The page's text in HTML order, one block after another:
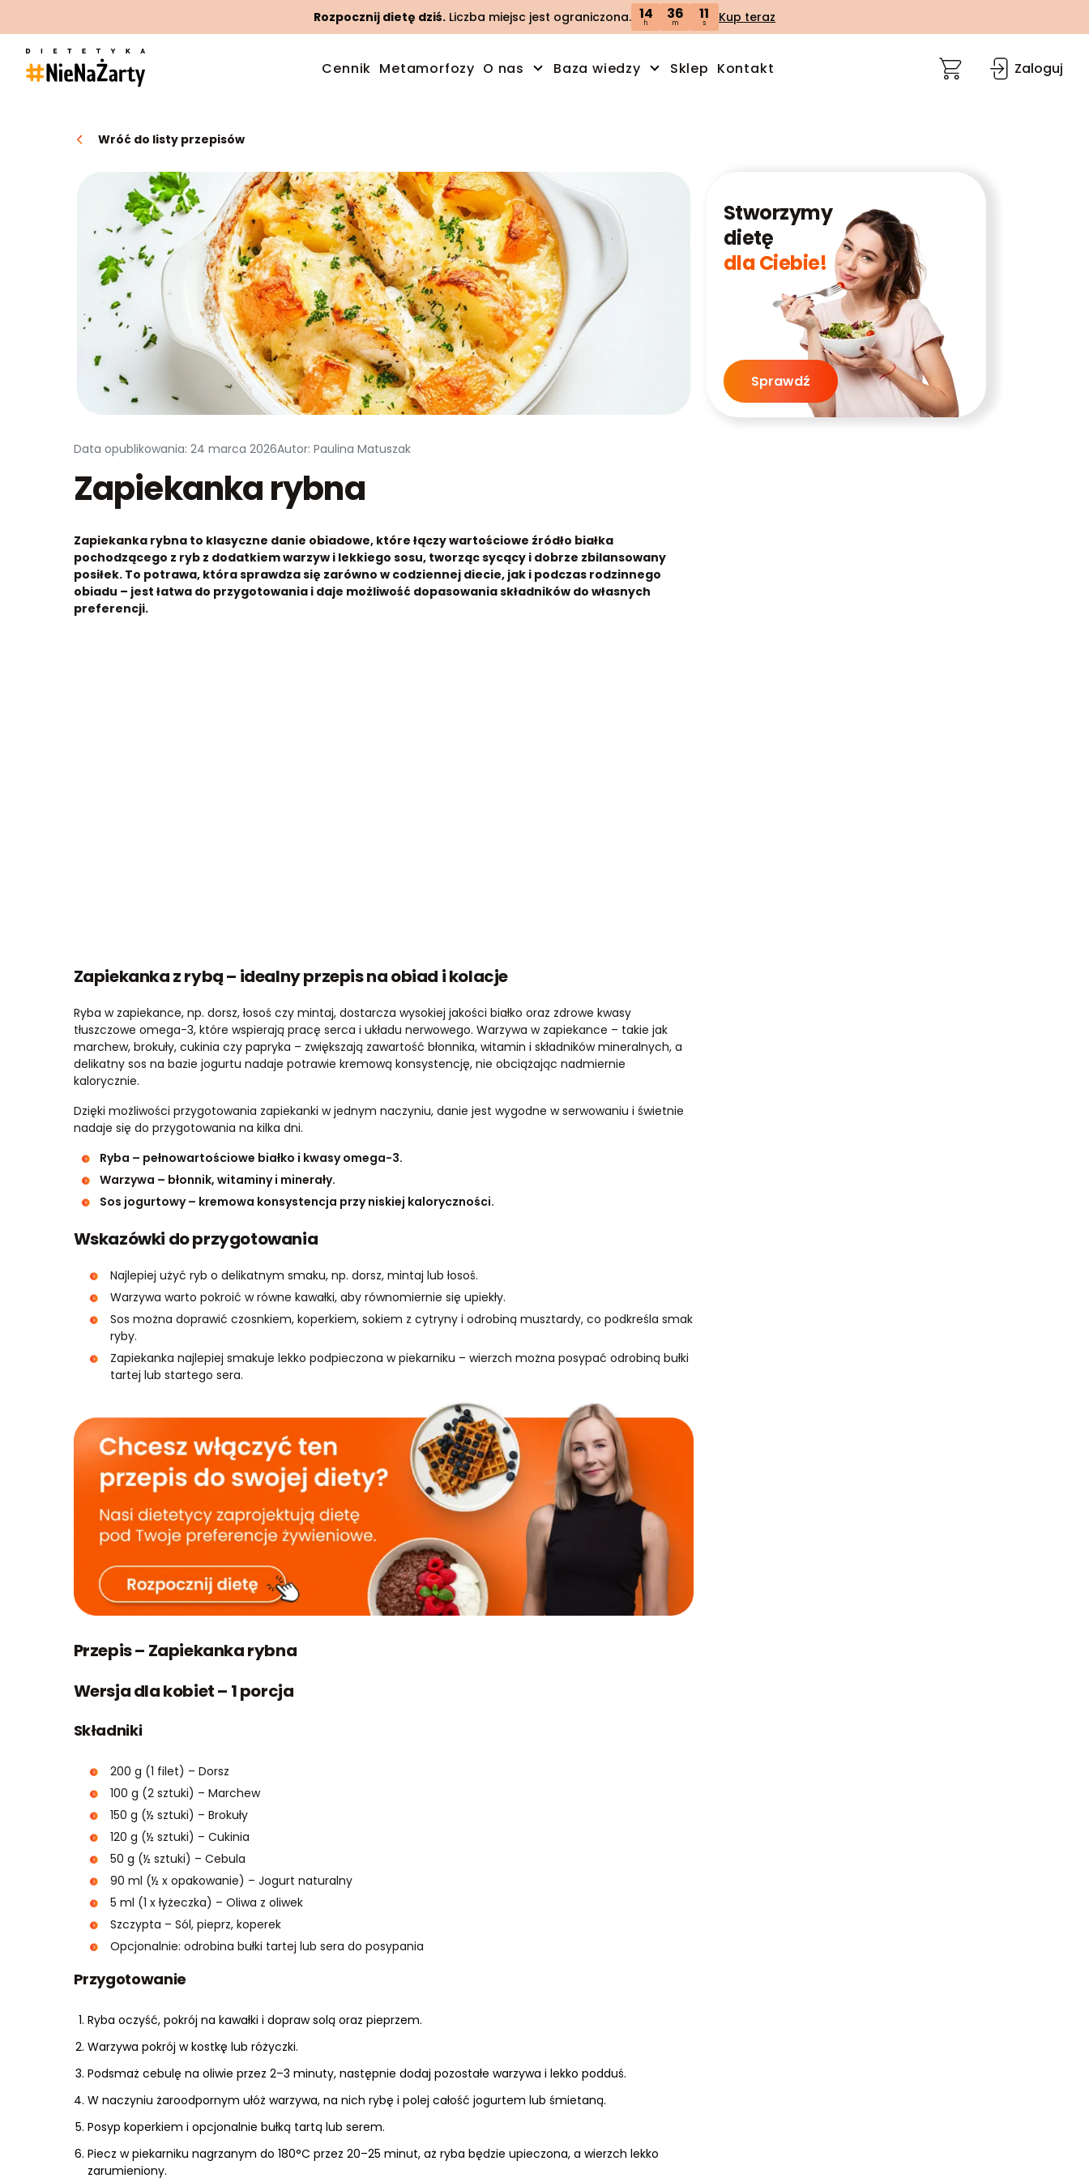
Rozpocznij dietę dziś. Liczba miejsc jest ograniczona. 14
h
36
m
10
s Kup teraz
Cennik Metamorfozy O nas Baza wiedzy Sklep Kontakt Zaloguj
Wróć do listy przepisów
Data opublikowania: 24 marca 2026Autor: Paulina Matuszak
Zapiekanka rybna
Zapiekanka rybna to klasyczne danie obiadowe, które łączy wartościowe źródło białka
pochodzącego z ryb z dodatkiem warzyw i lekkiego sosu, tworząc sycący i dobrze zbilansowany
posiłek. To potrawa, która sprawdza się zarówno w codziennej diecie, jak i podczas rodzinnego
obiadu – jest łatwa do przygotowania i daje możliwość dopasowania składników do własnych
preferencji.
Zapiekanka z rybą – idealny przepis na obiad i kolacje
Ryba w zapiekance, np. dorsz, łosoś czy mintaj, dostarcza wysokiej jakości białko oraz zdrowe kwasy
tłuszczowe omega-3, które wspierają pracę serca i układu nerwowego. Warzywa w zapiekance – takie jak
marchew, brokuły, cukinia czy papryka – zwiększają zawartość błonnika, witamin i składników mineralnych, a
delikatny sos na bazie jogurtu nadaje potrawie kremową konsystencję, nie obciążając nadmiernie
kalorycznie.
Dzięki możliwości przygotowania zapiekanki w jednym naczyniu, danie jest wygodne w serwowaniu i świetnie
nadaje się do przygotowania na kilka dni.
Ryba – pełnowartościowe białko i kwasy omega-3.
Warzywa – błonnik, witaminy i minerały.
Sos jogurtowy – kremowa konsystencja przy niskiej kaloryczności.
Wskazówki do przygotowania
Najlepiej użyć ryb o delikatnym smaku, np. dorsz, mintaj lub łosoś.
Warzywa warto pokroić w równe kawałki, aby równomiernie się upiekły.
Sos można doprawić czosnkiem, koperkiem, sokiem z cytryny i odrobiną musztardy, co podkreśla smak
ryby.
Zapiekanka najlepiej smakuje lekko podpieczona w piekarniku – wierzch można posypać odrobiną bułki
tartej lub startego sera.
Przepis – Zapiekanka rybna
Wersja dla kobiet – 1 porcja
Składniki
200 g (1 filet) – Dorsz
100 g (2 sztuki) – Marchew
150 g (½ sztuki) – Brokuły
120 g (½ sztuki) – Cukinia
50 g (½ sztuki) – Cebula
90 ml (½ x opakowanie) – Jogurt naturalny
5 ml (1 x łyżeczka) – Oliwa z oliwek
Szczypta – Sól, pieprz, koperek
Opcjonalnie: odrobina bułki tartej lub sera do posypania
Przygotowanie
Ryba oczyść, pokrój na kawałki i dopraw solą oraz pieprzem.
Warzywa pokrój w kostkę lub różyczki.
Podsmaż cebulę na oliwie przez 2–3 minuty, następnie dodaj pozostałe warzywa i lekko podduś.
W naczyniu żaroodpornym ułóż warzywa, na nich rybę i polej całość jogurtem lub śmietaną.
Posyp koperkiem i opcjonalnie bułką tartą lub serem.
Piecz w piekarniku nagrzanym do 180°C przez 20–25 minut, aż ryba będzie upieczona, a wierzch lekko
zarumieniony.
Stworzymy
dietę
dla Ciebie!
Sprawdź